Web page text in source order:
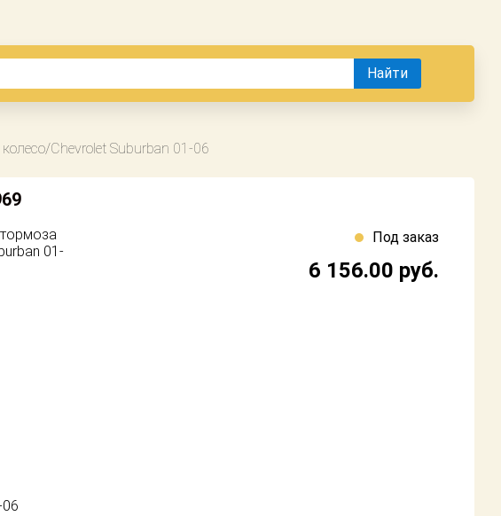
Найти
Chevrolet Suburban 01-06
01-
Под заказ
6 156.00 руб.